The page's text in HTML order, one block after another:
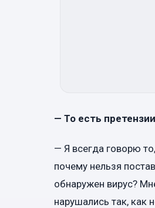
— То есть
— Я всегда говорю
почему нельзя
обнаружен вирус?
нарушались так, как